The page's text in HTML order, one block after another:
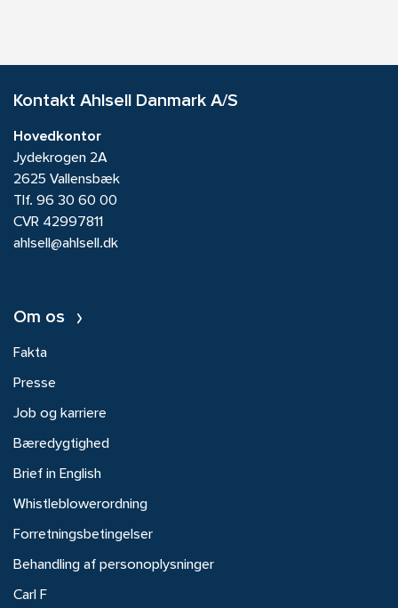
Kontakt Ahlsell Danmark A/S
Hovedkontor
Jydekrogen 2A
2625 Vallensbæk
Tlf. 96 30 60 00
CVR 42997811
ahlsell@ahlsell.dk
Om os
Fakta
Presse
Job og karriere
Bæredygtighed
Brief in English
Whistleblowerordning
Forretningsbetingelser
Behandling af personoplysninger
Carl F